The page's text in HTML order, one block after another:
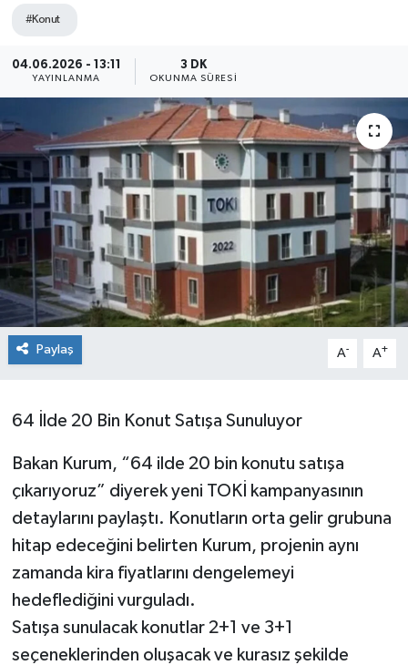
#Konut
04.06.2026 - 13:11
YAYINLANMA
3 DK
OKUNMA SÜRESI
Paylaş A- A+
64 İlde 20 Bin Konut Satışa Sunuluyor
Bakan Kurum, “64 ilde 20 bin konutu satışa
çıkarıyoruz” diyerek yeni TOKİ kampanyasının
detaylarını paylaştı. Konutların orta gelir grubuna
hitap edeceğini belirten Kurum, projenin aynı
zamanda kira fiyatlarını dengelemeyi
hedeflediğini vurguladı.
Satışa sunulacak konutlar 2+1 ve 3+1
seçeneklerinden oluşacak ve kurasız şekilde
Siyaset
SPOR
YAŞAM
Zonguldak